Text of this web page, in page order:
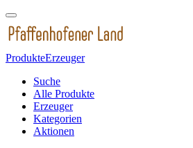
ProdukteErzeuger
Suche
Alle Produkte
Erzeuger
Kategorien
Aktionen